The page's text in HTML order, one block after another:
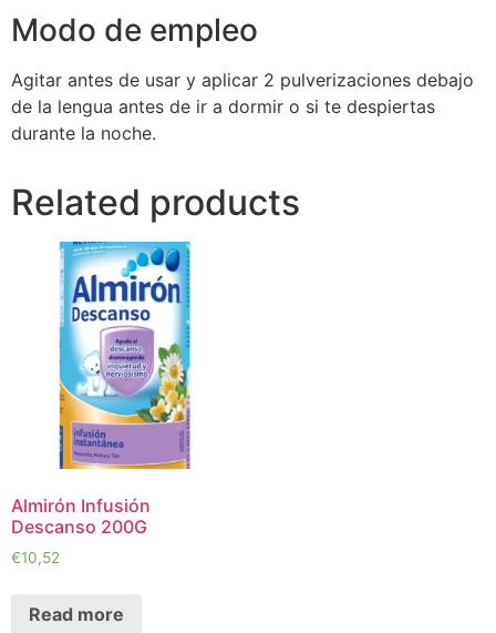
Modo de empleo
Agitar antes de usar y aplicar 2 pulverizaciones debajo
de la lengua antes de ir a dormir o si te despiertas
durante la noche.
Related products
Almirón Infusión
Descanso 200G
€10,52
Read more